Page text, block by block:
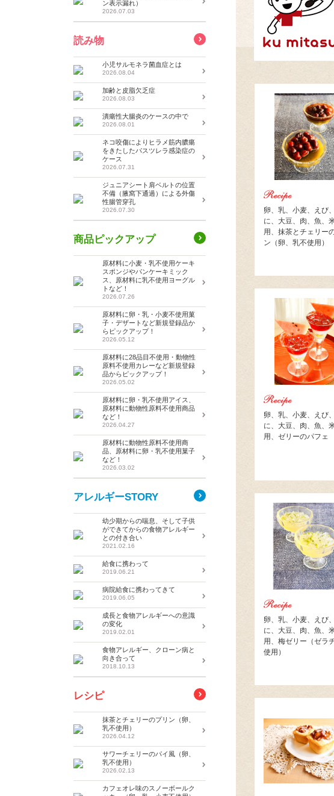
卵、乳、小麦、えび
に、大豆、肉、魚、
用、抹茶とチェリー
ン（卵、乳不使用）
卵、乳、小麦、えび
に、大豆、肉、魚、
用、ゼリーのパフェ
卵、乳、小麦、えび
に、大豆、肉、魚、
用、梅ゼリー（ゼラ
使用）
ン表示漏れ）
2026.07.03
読み物
小児サルモネラ菌血症とは
2026.08.04
加齢と皮脂欠乏症
2026.08.03
潰瘍性大腸炎のケースの中で
2026.08.01
ネコ咬傷によりヒラメ筋内膿瘍
をきたしたパスツレラ感染症の
ケース
2026.07.31
ジュニアシート肩ベルトの位置
不備（腋窩下通過）による外傷
性腸管穿孔
2026.07.30
商品ピックアップ
原材料に小麦・乳不使用ケーキ
スポンジやパンケーキミック
ス、原材料に乳不使用ヨーグル
トなど！
2026.07.26
原材料に卵・乳・小麦不使用菓
子・デザートなど新規登録品か
らピックアップ！
2026.05.12
原材料に28品目不使用・動物性
原料不使用カレーなど新規登録
品からピックアップ！
2026.05.02
原材料に卵・乳不使用アイス、
原材料に動物性原料不使用商品
など！
2026.04.27
原材料に動物性原料不使用商
品、原材料に卵・乳不使用菓子
など！
2026.03.02
アレルギーSTORY
幼少期からの喘息、そして子供
ができてからの食物アレルギー
との付き合い
2021.02.16
給食に携わって
2019.06.21
病院給食に携わってきて
2019.06.05
成長と食物アレルギーへの意識
の変化
2019.02.01
食物アレルギー、クローン病と
向き合って
2018.10.13
レシピ
抹茶とチェリーのプリン（卵、
乳不使用）
2026.04.12
サワーチェリーのパイ風（卵、
乳不使用）
2026.02.13
カフェオレ味のスノーボールク